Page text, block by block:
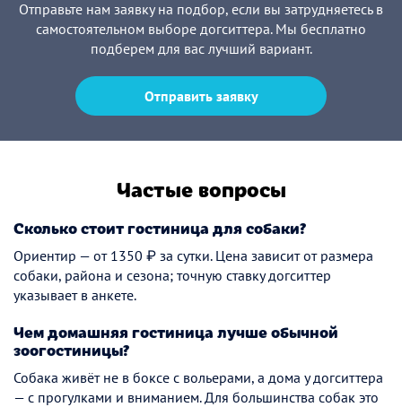
Отправьте нам заявку на подбор, если вы затрудняетесь в
самостоятельном выборе догситтера. Мы бесплатно
подберем для вас лучший вариант.
Отправить заявку
Частые вопросы
Сколько стоит гостиница для собаки?
Ориентир — от 1350 ₽ за сутки. Цена зависит от размера
собаки, района и сезона; точную ставку догситтер
указывает в анкете.
Чем домашняя гостиница лучше обычной
зоогостиницы?
Собака живёт не в боксе с вольерами, а дома у догситтера
— с прогулками и вниманием. Для большинства собак это